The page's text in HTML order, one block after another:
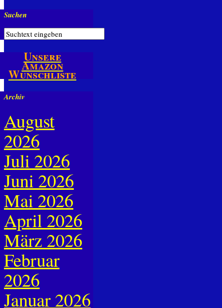
Suchen
Unsere
Amazon
Wunschliste
Archiv
August
2026
Juli 2026
Juni 2026
Mai 2026
April 2026
März 2026
Februar
2026
Januar 2026